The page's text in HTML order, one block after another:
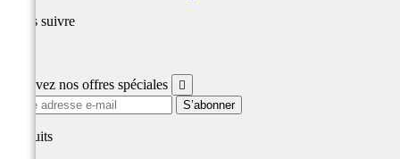
Nous suivre
Recevez nos offres spéciales 
produits